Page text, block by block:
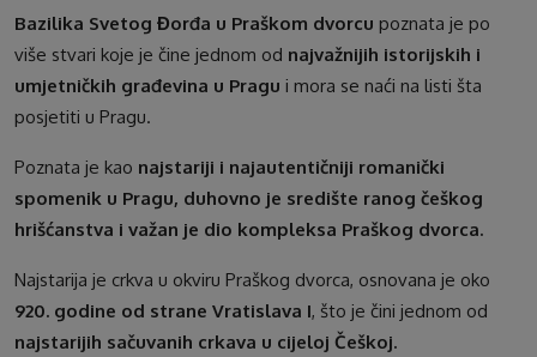
Bazilika Svetog Đorđa u Praškom dvorcu poznata je po
više stvari koje je čine jednom od najvažnijih istorijskih i
umjetničkih građevina u Pragu i mora se naći na listi šta
posjetiti u Pragu.
Poznata je kao najstariji i najautentičniji romanički
spomenik u Pragu, duhovno je središte ranog češkog
hrišćanstva i važan je dio kompleksa Praškog dvorca.
Najstarija je crkva u okviru Praškog dvorca, osnovana je oko
920. godine od strane Vratislava I, što je čini jednom od
najstarijih sačuvanih crkava u cijeloj Češkoj.